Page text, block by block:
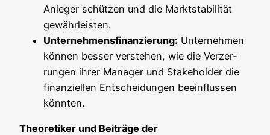
Anle­ger schüt­zen und die Markt­sta­bi­li­tät
gewährleisten.
Unter­neh­mens­fi­nan­zie­rung: Unter­neh­men
kön­nen bes­ser ver­ste­hen, wie die Ver­zer­
run­gen ihrer Mana­ger und Stake­hol­der die
finan­zi­el­len Ent­schei­dun­gen beein­flus­sen
könnten.
Theo­re­ti­ker und Bei­trä­ge der